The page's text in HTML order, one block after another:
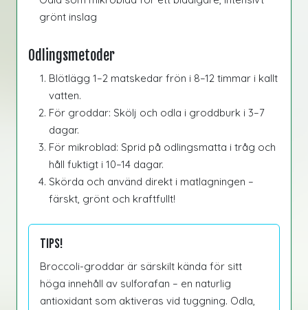
grönt inslag
Odlingsmetoder
Blötlägg 1–2 matskedar frön i 8–12 timmar i kallt
vatten.
För groddar: Skölj och odla i groddburk i 3–7
dagar.
För mikroblad: Sprid på odlingsmatta i tråg och
håll fuktigt i 10–14 dagar.
Skörda och använd direkt i matlagningen –
färskt, grönt och kraftfullt!
Tips!
Broccoli-groddar är särskilt kända för sitt
höga innehåll av sulforafan – en naturlig
antioxidant som aktiveras vid tuggning. Odla,